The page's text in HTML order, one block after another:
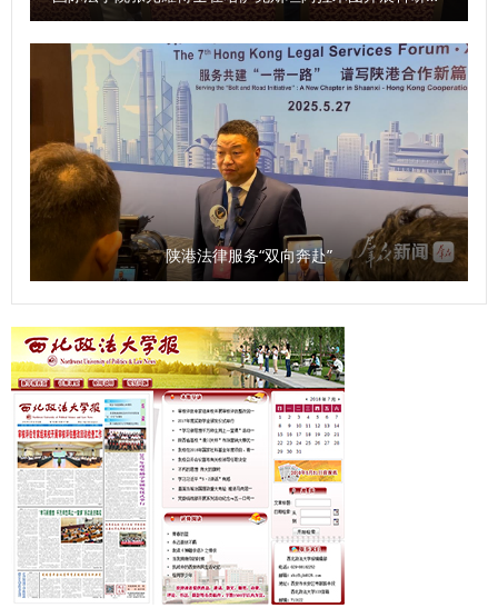
力，将海洋法学作为重点领域扶持，通过加强交流协作，共同
构建中国自主的海洋法治知识体系。 （供稿：国际法学院
（国际仲裁院） 撰稿：刘静 审核：李立）
陕港法律服务“双向奔赴”